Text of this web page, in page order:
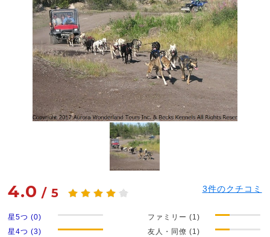
4.0 /5 3件のクチコミ
星5つ (0)
星4つ (3)
ファミリー (1)
友人・同僚 (1)